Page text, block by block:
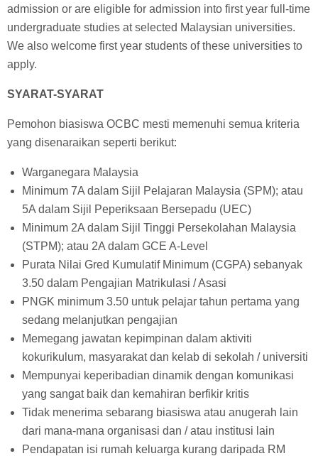
admission or are eligible for admission into first year full-time
undergraduate studies at selected Malaysian universities.
We also welcome first year students of these universities to
apply.
SYARAT-SYARAT
Pemohon biasiswa OCBC mesti memenuhi semua kriteria
yang disenaraikan seperti berikut:
Warganegara Malaysia
Minimum 7A dalam Sijil Pelajaran Malaysia (SPM); atau
5A dalam Sijil Peperiksaan Bersepadu (UEC)
Minimum 2A dalam Sijil Tinggi Persekolahan Malaysia
(STPM); atau 2A dalam GCE A-Level
Purata Nilai Gred Kumulatif Minimum (CGPA) sebanyak
3.50 dalam Pengajian Matrikulasi / Asasi
PNGK minimum 3.50 untuk pelajar tahun pertama yang
sedang melanjutkan pengajian
Memegang jawatan kepimpinan dalam aktiviti
kokurikulum, masyarakat dan kelab di sekolah / universiti
Mempunyai keperibadian dinamik dengan komunikasi
yang sangat baik dan kemahiran berfikir kritis
Tidak menerima sebarang biasiswa atau anugerah lain
dari mana-mana organisasi dan / atau institusi lain
Pendapatan isi rumah keluarga kurang daripada RM